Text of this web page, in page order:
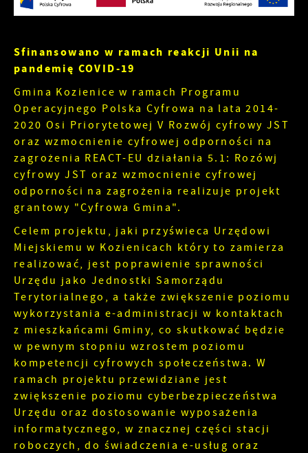
Sfinansowano w ramach reakcji Unii na
pandemię COVID-19
Gmina Kozienice w ramach Programu
Operacyjnego Polska Cyfrowa na lata 2014-
2020 Osi Priorytetowej V Rozwój cyfrowy JST
oraz wzmocnienie cyfrowej odporności na
zagrożenia REACT-EU działania 5.1: Rozówj
cyfrowy JST oraz wzmocnienie cyfrowej
odporności na zagrożenia realizuje projekt
grantowy "Cyfrowa Gmina".
Celem projektu, jaki przyświeca Urzędowi
Miejskiemu w Kozienicach który to zamierza
realizować, jest poprawienie sprawności
Urzędu jako Jednostki Samorządu
Terytorialnego, a także zwiększenie poziomu
wykorzystania e-administracji w kontaktach
z mieszkańcami Gminy, co skutkować będzie
w pewnym stopniu wzrostem poziomu
kompetencji cyfrowych społeczeństwa. W
ramach projektu przewidziane jest
zwiększenie poziomu cyberbezpieczeństwa
Urzędu oraz dostosowanie wyposażenia
informatycznego, w znacznej części stacji
roboczych, do świadczenia e-usług oraz
zakłóceń.
COOKIES.
Tego typu pliki cookies umożliwiają stronie
funkcjonalności czy prezentowanych treści.
Dzięki tym plikom cookies możemy zapewnić Ci
naszej strony poprzez dopasowanie jej do Twoich
indywidualnych preferencji. Wyrażenie zgody na
funkcjonalne i personalizacyjne pliki cookies
gwarantuje dostępność większej ilości funkcji na
stronie.
Więcej
Analityczne
Analityczne pliki cookies pomagają nam rozwijać
się i dostosowywać do Twoich potrzeb.
Cookies analityczne pozwalają na uzyskanie
informacji w zakresie wykorzystywania witryny
internetowej, miejsca oraz częstotliwości, z jaką
odwiedzane są nasze serwisy www. Dane
pozwalają nam na ocenę naszych serwisów
internetowych pod względem ich popularności
wśród użytkowników. Zgromadzone informacje są
przetwarzane w formie zanonimizowanej.
Wyrażenie zgody na analityczne pliki cookies
gwarantuje dostępność wszystkich
funkcjonalności.
Więcej
Reklamowe
Dzięki reklamowym plikom cookies prezentujemy
Ci najciekawsze informacje i aktualności na
stronach naszych partnerów.
Promocyjne pliki cookies służą do prezentowania
Ci naszych komunikatów na podstawie analizy
Twoich upodobań oraz Twoich zwyczajów
dotyczących przeglądanej witryny internetowej.
Treści promocyjne mogą pojawić się na stronach
podmiotów trzecich lub firm będących naszymi
partnerami oraz innych dostawców usług. Firmy
te działają w charakterze pośredników
prezentujących nasze treści w postaci
wiadomości, ofert, komunikatów mediów
społecznościowych.
Więcej